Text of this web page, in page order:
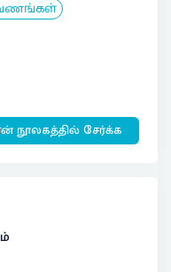
நூலகத்தில் சேர்க்க